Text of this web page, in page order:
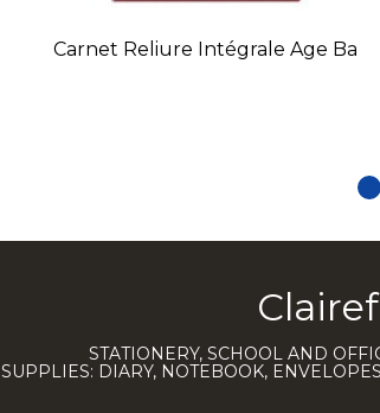
Carnet Reliure Intégrale Age Ba
STATIONERY, SCHOOL AND
DIARY, NOTEBOOK,